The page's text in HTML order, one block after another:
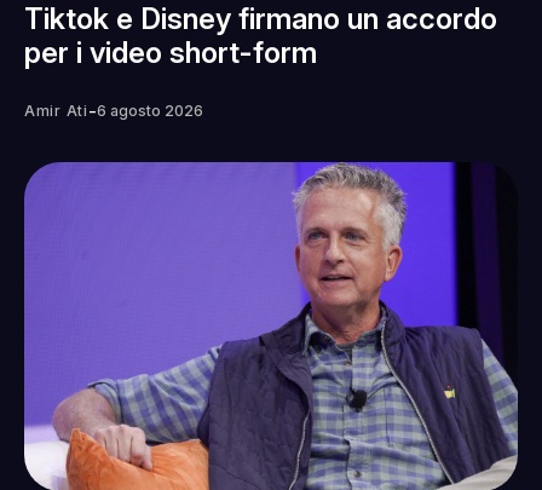
Tiktok e Disney firmano un accordo
per i video short-form
Amir Ati -6 agosto 2026